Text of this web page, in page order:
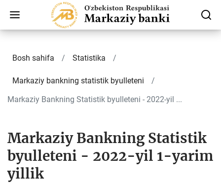
Bosh sahifa Statistika
Markaziy bankning statistik byulleteni
Markaziy Bankning Statistik byulleteni - 2022-yil ...
Markaziy Bankning Statistik
byulleteni - 2022-yil 1-yarim
yillik